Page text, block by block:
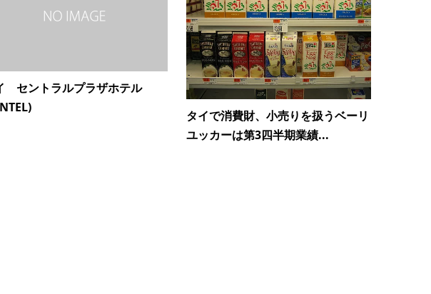
セントラルプラザホテル
タイで消費財、小売りを扱うベーリ
ユッカーは第3四半期業績...